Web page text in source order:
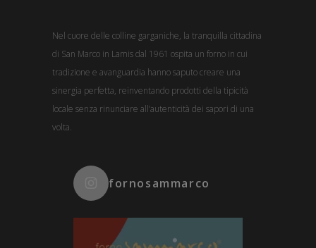
Nel cuore delle colline garganiche, la tranquilla cittadina
di San Marco in Lamis dal 1961 ospita un forno in cui
tradizione e avanguardia hanno saputo creare una
sinergia perfetta, reinventando prodotti della tipicità
locale senza rinunciare all’autenticità dei sapori di una
volta.
fornosammarco